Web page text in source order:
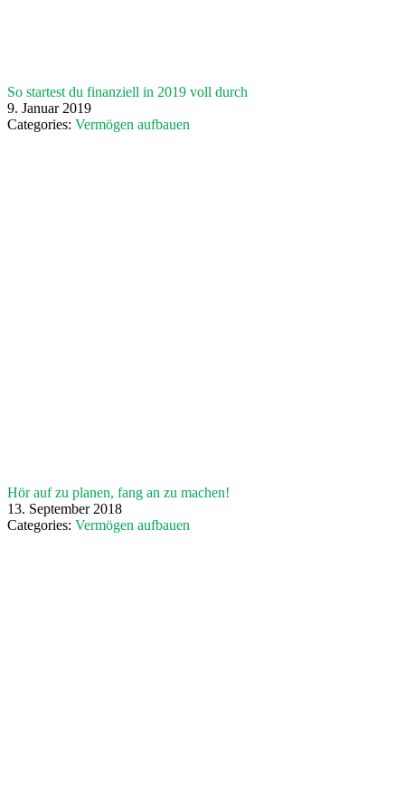
So startest du finanziell in 2019 voll durch
9. Januar 2019
Categories: Vermögen aufbauen
Hör auf zu planen, fang an zu machen!
13. September 2018
Categories: Vermögen aufbauen